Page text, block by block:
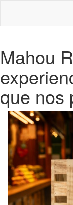
Mahou
que nos